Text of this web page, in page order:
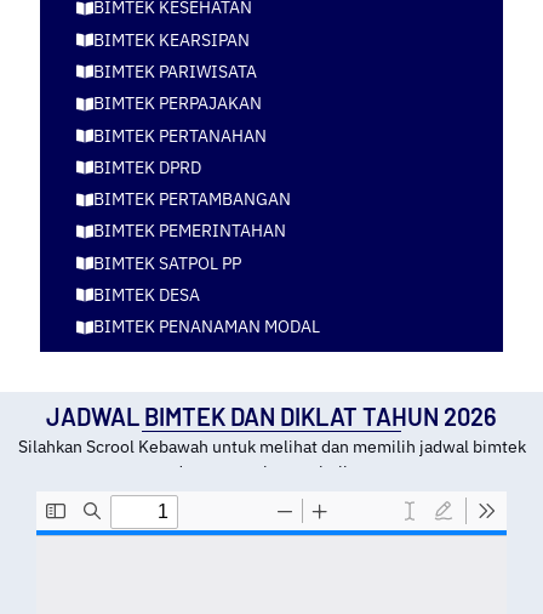
BIMTEK KESEHATAN
BIMTEK KEARSIPAN
BIMTEK PARIWISATA
BIMTEK PERPAJAKAN
BIMTEK PERTANAHAN
BIMTEK DPRD
BIMTEK PERTAMBANGAN
BIMTEK PEMERINTAHAN
BIMTEK SATPOL PP
BIMTEK DESA
BIMTEK PENANAMAN MODAL
JADWAL BIMTEK DAN DIKLAT TAHUN 2026
Silahkan Scrool Kebawah untuk melihat dan memilih jadwal bimtek
dan tempat kota pelatihan